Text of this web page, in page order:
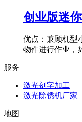
创业版迷
优点：兼顾机型
物件进行作业，
服务
激光刻字加工
激光除锈机厂家
地图